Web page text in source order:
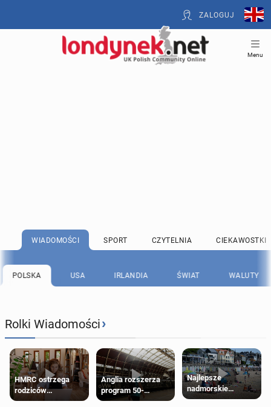
ZALOGUJ
Menu
WIADOMOŚCI SPORT CZYTELNIA CIEKAWOSTKI
POLSKA USA IRLANDIA ŚWIAT WALUTY
Rolki Wiadomości›
HMRC ostrzega
rodziców
pobierających Child
Anglia rozszerza
program 50-
procentowych
Najlepsze
nadmorskie
miasteczko blisko